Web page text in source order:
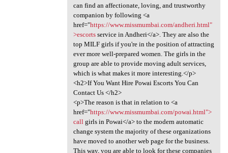
can find an affectionate, loving, and trustworthy
companion by following <a
href="https://www.missmumbai.com/andheri.html"
>escortsservice in Andheri</a>. They are also the
top MILF girls if you're in the position of attracting
ever more well-prepared women. The girls in the
group are able to provide moving adult services,
which is what makes it more interesting.</p>
<h2>If You Want Hire Powai Escorts You Can
Contact Us </h2>
<p>The reason is that in relation to <a
href="https://www.missmumbai.com/powai.html">
call girls in Powai</a> to the modern automatic
change system the majority of these organizations
have moved to another web page for the business.
This way, you are able to look for these companies